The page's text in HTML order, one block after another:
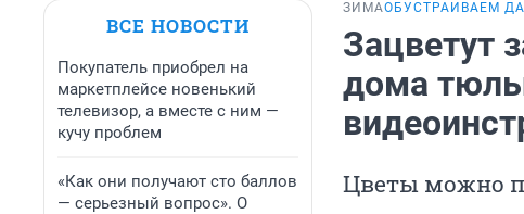
ВСЕ НОВОСТИ
Покупатель приобрел на
маркетплейсе новенький
телевизор, а вместе с ним —
кучу проблем
«Как они получают сто баллов
— серьезный вопрос». О
ЗИМАОБУСТРАИВАЕМ
Зацветут
дома
Цветы можно